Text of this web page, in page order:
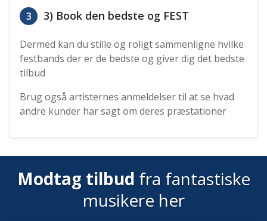
3 3) Book den bedste og FEST
Dermed kan du stille og roligt sammenligne hvilke
festbands der er de bedste og giver dig det bedste
tilbud
Brug også artisternes anmeldelser til at se hvad
andre kunder har sagt om deres præstationer
Modtag tilbud fra fantastiske
musikere her